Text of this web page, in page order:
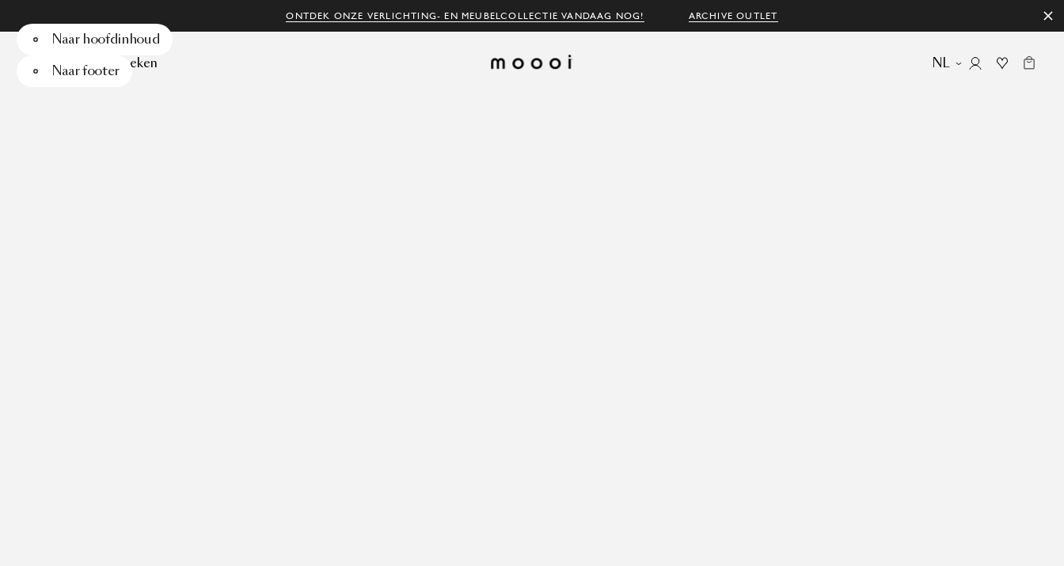
ONTDEK ONZE VERLICHTING- EN MEUBELCOLLECTIE VANDAAG NOG! ARCHIVE OUTLET
Naar hoofdinhoud
Naar footer
Menu Zoeken NL